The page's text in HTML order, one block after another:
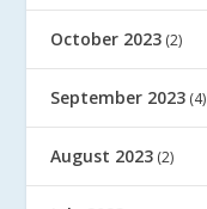
October 2023 (2)
September 2023 (4)
August 2023 (2)